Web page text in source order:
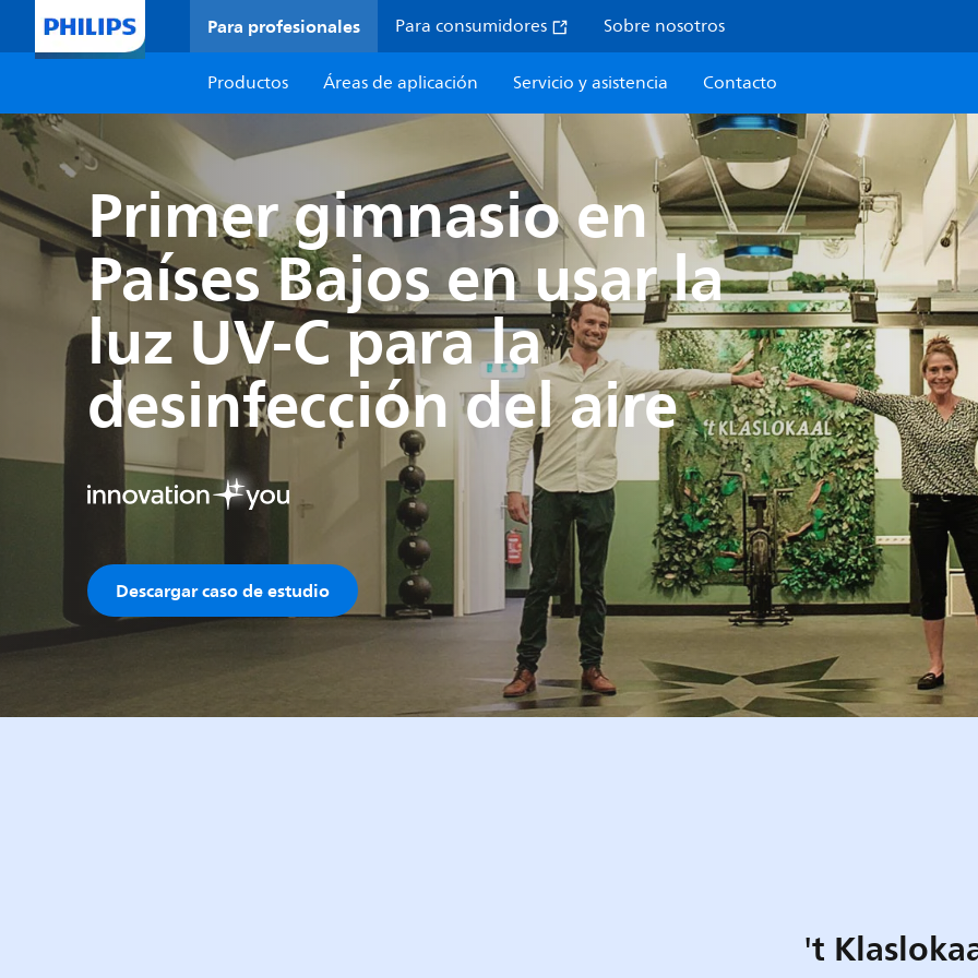
Para profesionales Para consumidores
Sobre nosotros
Productos
Áreas de aplicación Servicio y asistencia Contacto
Primer gimnasio en
Países Bajos en usar la
luz UV-C para la
desinfección del aire
Descargar caso de estudio
't